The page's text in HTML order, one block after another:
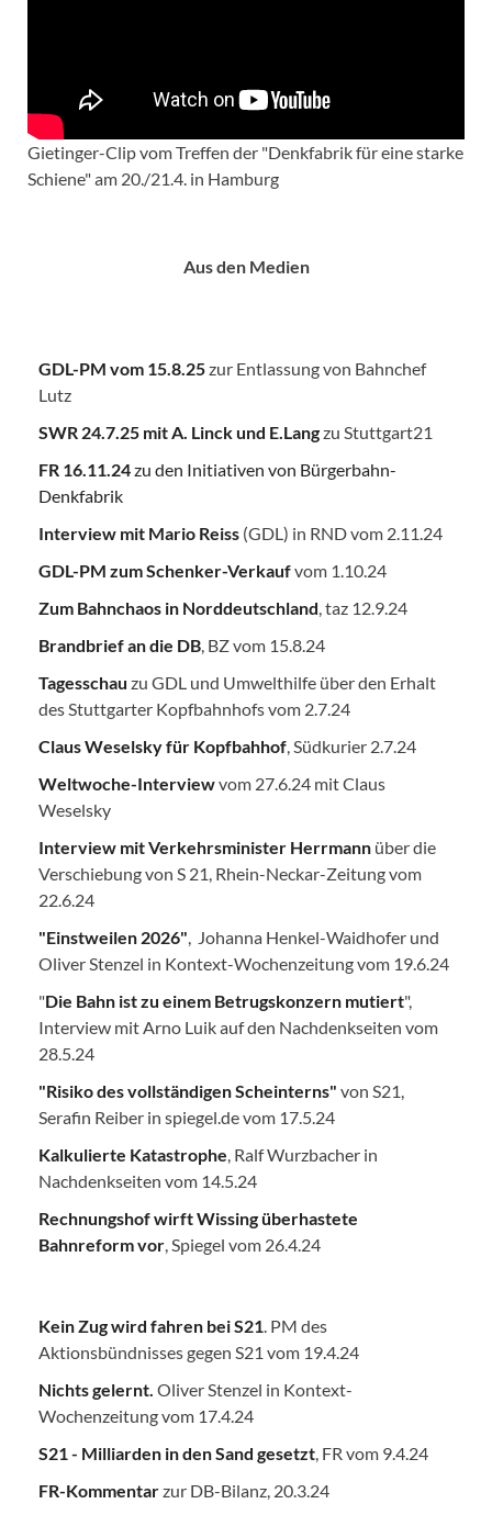
Gietinger-Clip vom Treffen der "Denkfabrik für eine starke
Schiene" am 20./21.4. in Hamburg
Aus den Medien
GDL-PM vom 15.8.25zur Entlassung von Bahnchef
Lutz
SWR 24.7.25 mit A. Linck und E.Langzu Stuttgart21
FR 16.11.24zu den Initiativen von Bürgerbahn-
Denkfabrik
Interview mit Mario Reiss (GDL) in RND vom 2.11.24
GDL-PM zum Schenker-Verkaufvom 1.10.24
Zum Bahnchaos in Norddeutschland, taz 12.9.24
Brandbrief an die DB, BZ vom 15.8.24
Tagesschau zu GDL und Umwelthilfe über den Erhalt
des Stuttgarter Kopfbahnhofs vom 2.7.24
Claus Weselsky für Kopfbahhof, Südkurier 2.7.24
Weltwoche-Interviewvom 27.6.24 mit Claus
Weselsky
Interview mit Verkehrsminister Herrmann über die
Verschiebung von S 21, Rhein-Neckar-Zeitung vom
22.6.24
"Einstweilen 2026", Johanna Henkel-Waidhofer und
Oliver Stenzel in Kontext-Wochenzeitung vom 19.6.24
"Die Bahn ist zu einem Betrugskonzern mutiert",
Interview mit Arno Luik auf den Nachdenkseiten vom
28.5.24
"Risiko des vollständigen Scheinterns" von S21,
Serafin Reiber in spiegel.de vom 17.5.24
Kalkulierte Katastrophe, Ralf Wurzbacher in
Nachdenkseiten vom 14.5.24
Rechnungshof wirft Wissing überhastete
Bahnreform vor, Spiegel vom 26.4.24
Kein Zug wird fahren bei S21. PM des
Aktionsbündnisses gegen S21 vom 19.4.24
Nichts gelernt. Oliver Stenzel in Kontext-
Wochenzeitung vom 17.4.24
S21 - Milliarden in den Sand gesetzt, FR vom 9.4.24
FR-Kommentarzur DB-Bilanz, 20.3.24